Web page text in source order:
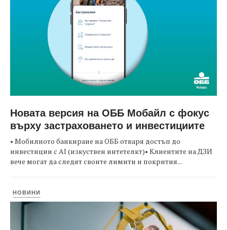
Новата версия на ОББ Мобайл с фокус
върху застраховането и инвестициите
• Мобилното банкиране на ОББ отваря достъп до
инвестиции с AI (изкуствен интетелкт)• Клиентите на ДЗИ
вече могат да следят своите лимити и покрития...
НОВИНИ